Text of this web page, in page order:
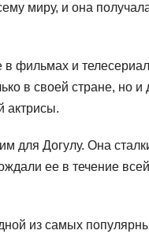
миру, и она
в фильмах и
в своей стране, но
актрисы.
для Догулу. Она
ее в течение
из самых